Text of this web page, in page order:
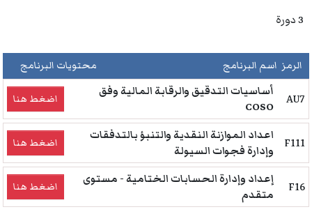
3 دورة
الرمز اسم البرنامج محتويات البرنامج
AU7
أساسيات التدقيق والرقابة المالية وفق
COSO
اضغط هنا
F111
اعداد الموازنة النقدية والتنبؤ بالتدفقات
وإدارة فجوات السيولة
اضغط هنا
F16
إعداد وإدارة الحسابات الختامية - مستوى
متقدم
اضغط هنا